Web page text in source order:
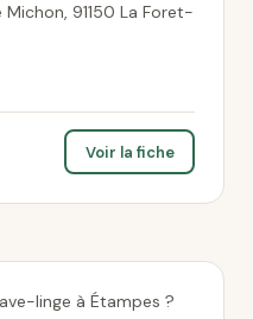
Michon, 91150 La Foret-
Voir la fiche
linge à Étampes ?